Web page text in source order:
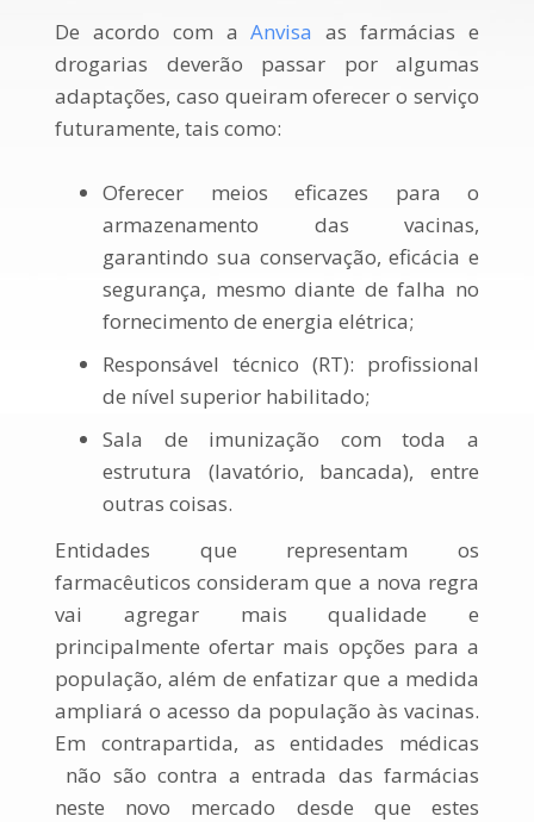
De acordo com a Anvisa as farmácias e
drogarias deverão passar por algumas
adaptações, caso queiram oferecer o serviço
futuramente, tais como:
Oferecer meios eficazes para o
armazenamento das vacinas,
garantindo sua conservação, eficácia e
segurança, mesmo diante de falha no
fornecimento de energia elétrica;
Responsável técnico (RT): profissional
de nível superior habilitado;
Sala de imunização com toda a
estrutura (lavatório, bancada), entre
outras coisas.
Entidades que representam os
farmacêuticos consideram que a nova regra
vai agregar mais qualidade e
principalmente ofertar mais opções para a
população, além de enfatizar que a medida
ampliará o acesso da população às vacinas.
Em contrapartida, as entidades médicas
não são contra a entrada das farmácias
neste novo mercado desde que estes